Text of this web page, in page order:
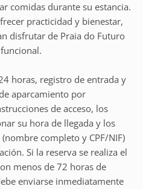
comidas durante su estancia.
practicidad y bienestar,
disfrutar de Praia do Futuro
horas, registro de entrada y
aparcamiento por
de acceso, los
su hora de llegada y los
completo y CPF/NIF)
Si la reserva se realiza el
menos de 72 horas de
enviarse inmediatamente